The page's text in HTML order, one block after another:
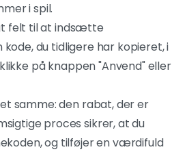
i spil.
felt til at indsætte
du tidligere har kopieret, i
på knappen "Anvend" eller
samme: den rabat, der er
proces sikrer, at du
og tilføjer en værdifuld